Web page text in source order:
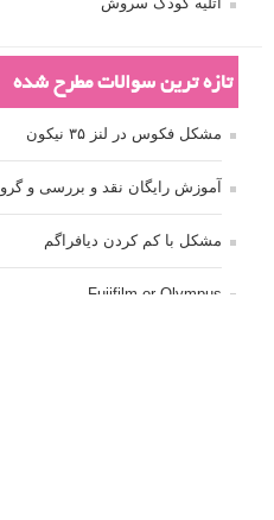
تازه ترین سوالات مطرح شده
مشکل فکوس در لنز ۳۵ نیکون
آموزش رایگان نقد و بررسی و
مشکل با کم کردن دیافراگم
Fujifilm or Olympus